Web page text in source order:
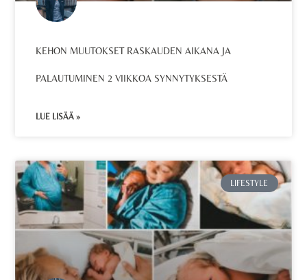
KEHON MUUTOKSET RASKAUDEN AIKANA JA
PALAUTUMINEN 2 VIIKKOA SYNNYTYKSESTÄ
LUE LISÄÄ »
LIFESTYLE